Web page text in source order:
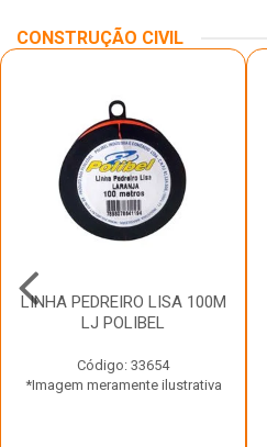
CONSTRUÇÃO CIVIL
LINHA PEDREIRO LISA 100M
LJ POLIBEL
Código: 33654
*Imagem meramente ilustrativa